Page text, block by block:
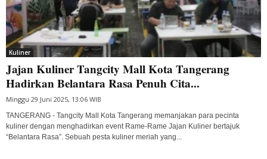
Kuliner
Jajan Kuliner Tangcity Mall Kota Tangerang
Hadirkan Belantara Rasa Penuh Cita...
Minggu 29 Juni 2025, 13:06 WIB
TANGERANG - Tangcity Mall Kota Tangerang memanjakan para pecinta
kuliner dengan menghadirkan event Rame-Rame Jajan Kuliner bertajuk
“Belantara Rasa”. Sebuah pesta kuliner meriah yang...